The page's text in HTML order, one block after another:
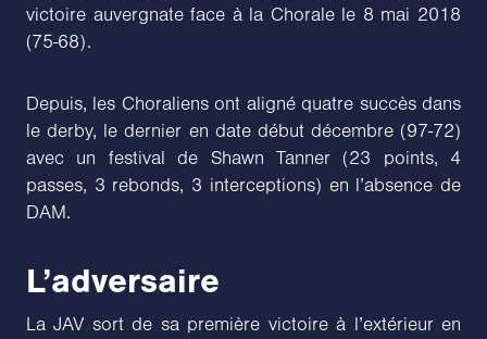
victoire auvergnate face à la Chorale le 8 mai 2018
(75-68).
Depuis, les Choraliens ont aligné quatre succès dans
le derby, le dernier en date début décembre (97-72)
avec un festival de Shawn Tanner (23 points, 4
passes, 3 rebonds, 3 interceptions) en l’absence de
DAM.
L’adversaire
La JAV sort de sa première victoire à l’extérieur en